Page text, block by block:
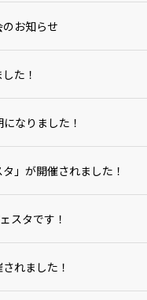
のお知らせ
た！
なりました！
」が開催されました！
スタです！
れました！